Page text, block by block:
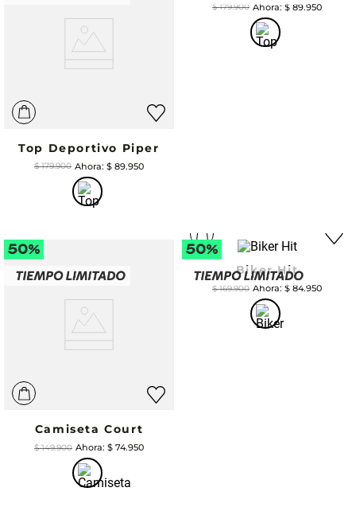
Top Deportivo Piper
$ 179.900 $ 89.950
$ 179.900 $ 89.950
Camiseta Court
$ 149.900 $ 74.950
Biker Hit
$ 169.900 $ 84.950